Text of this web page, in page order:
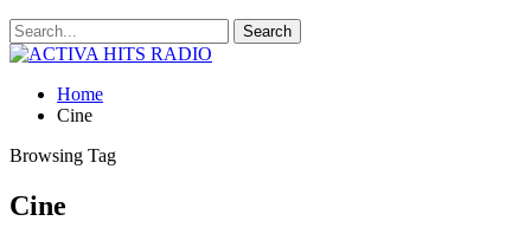
Home
Cine
Browsing Tag
Cine